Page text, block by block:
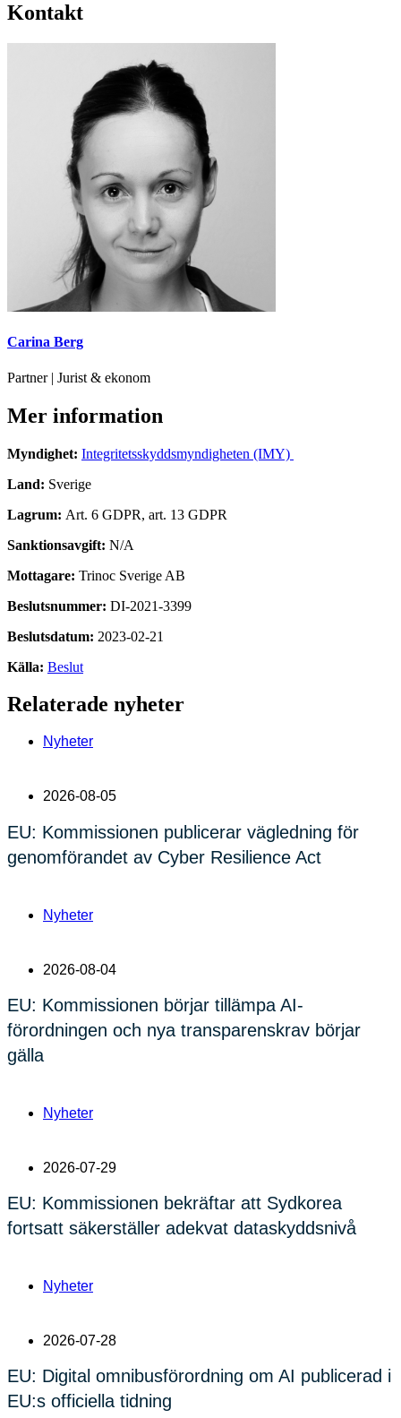
Kontakt
Carina Berg
Partner | Jurist & ekonom
Mer information
Myndighet: Integritetsskyddsmyndigheten (IMY)
Land: Sverige
Lagrum: Art. 6 GDPR, art. 13 GDPR
Sanktionsavgift: N/A
Mottagare: Trinoc Sverige AB
Beslutsnummer: DI-2021-3399
Beslutsdatum: 2023-02-21
Källa: Beslut
Relaterade nyheter
Nyheter
2026-08-05
EU: Kommissionen publicerar vägledning för
genomförandet av Cyber Resilience Act
Nyheter
2026-08-04
EU: Kommissionen börjar tillämpa AI-
förordningen och nya transparenskrav börjar
gälla
Nyheter
2026-07-29
EU: Kommissionen bekräftar att Sydkorea
fortsatt säkerställer adekvat dataskyddsnivå
Nyheter
2026-07-28
EU: Digital omnibusförordning om AI publicerad i
EU:s officiella tidning